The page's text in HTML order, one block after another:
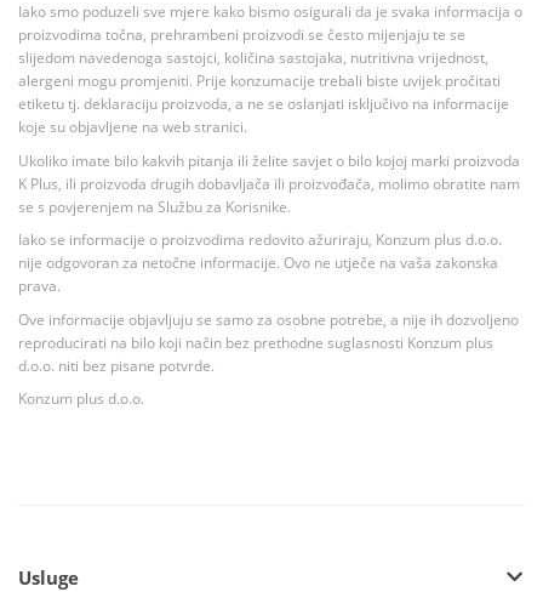
Iako smo poduzeli sve mjere kako bismo osigurali da je svaka informacija o
proizvodima točna, prehrambeni proizvodi se često mijenjaju te se
slijedom navedenoga sastojci, količina sastojaka, nutritivna vrijednost,
alergeni mogu promjeniti. Prije konzumacije trebali biste uvijek pročitati
etiketu tj. deklaraciju proizvoda, a ne se oslanjati isključivo na informacije
koje su objavljene na web stranici.
Ukoliko imate bilo kakvih pitanja ili želite savjet o bilo kojoj marki proizvoda
K Plus, ili proizvoda drugih dobavljača ili proizvođača, molimo obratite nam
se s povjerenjem na Službu za Korisnike.
Iako se informacije o proizvodima redovito ažuriraju, Konzum plus d.o.o.
nije odgovoran za netočne informacije. Ovo ne utječe na vaša zakonska
prava.
Ove informacije objavljuju se samo za osobne potrebe, a nije ih dozvoljeno
reproducirati na bilo koji način bez prethodne suglasnosti Konzum plus
d.o.o. niti bez pisane potvrde.
Konzum plus d.o.o.
Usluge